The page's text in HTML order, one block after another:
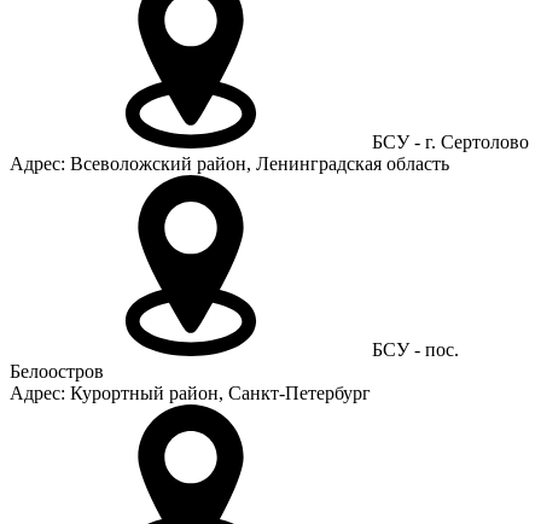
БСУ - г. Сертолово
Адрес: Всеволожский район, Ленинградская область
БСУ - пос.
Белоостров
Адрес: Курортный район, Санкт-Петербург